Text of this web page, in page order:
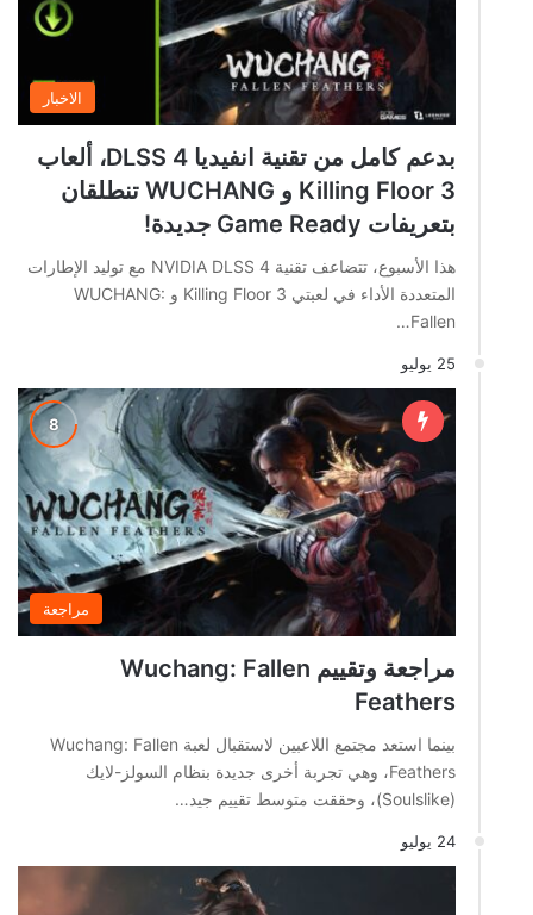
الاخبار
بدعم كامل من تقنية انفيديا DLSS 4، ألعاب
Killing Floor 3 و WUCHANG تنطلقان
بتعريفات Game Ready جديدة!
هذا الأسبوع، تتضاعف تقنية NVIDIA DLSS 4 مع توليد الإطارات
المتعددة الأداء في لعبتي Killing Floor 3 و WUCHANG:
Fallen…
25 يوليو
مراجعة
مراجعة وتقييم Wuchang: Fallen
Feathers
بينما استعد مجتمع اللاعبين لاستقبال لعبة Wuchang: Fallen
Feathers، وهي تجربة أخرى جديدة بنظام السولز-لايك
(Soulslike)، وحققت متوسط تقييم جيد…
24 يوليو